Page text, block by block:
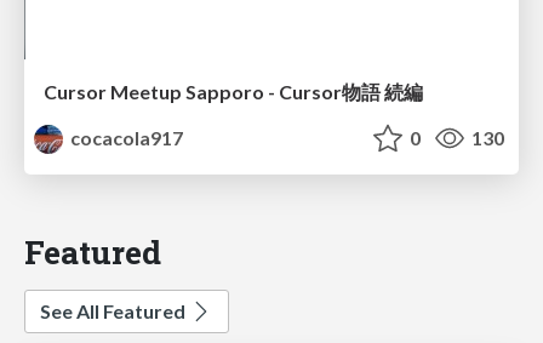
Cursor Meetup Sapporo - Cursor物語 続編
cocacola917
0 130
Featured
See All Featured